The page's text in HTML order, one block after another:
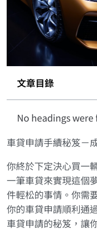
文章目錄
No headings
車貸申請手續秘笈－
你終於下定決心買一
一筆車貸來實現這個
件輕松的事情。你需
你的車貸申請順利通
車貸申請的秘笈，讓